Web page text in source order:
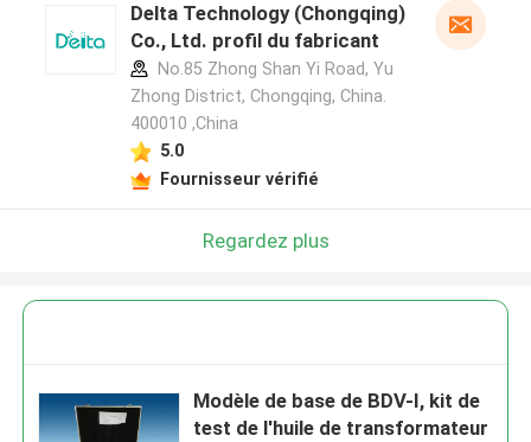
Delta Technology (Chongqing)
Co., Ltd. profil du fabricant
No.85 Zhong Shan Yi Road, Yu
Zhong District, Chongqing, China.
400010 ,China
5.0
Fournisseur vérifié
Regardez plus
Modèle de base de BDV-I, kit de
test de l'huile de transformateur